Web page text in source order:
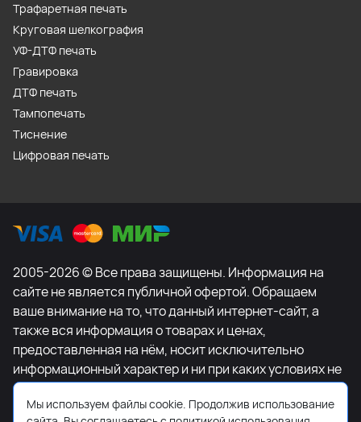
Трафаретная печать
Круговая шелкография
УФ-ДТФ печать
Гравировка
ДТФ печать
Тампопечать
Тиснение
Цифровая печать
2005-2026 © Все права защищены. Информация на
сайте не является публичной офертой. Обращаем
ваше внимание на то, что данный интернет-сайт, а
также вся информация о товарах и ценах,
предоставленная на нём, носит исключительно
информационный характер и ни при каких условиях не
является публичной офертой, определяемой
положениями Статьи 437 Гражданского кодекса
Мы используем файлы cookie. Продолжив использование